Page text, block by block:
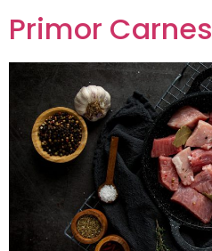
Primor Carnes